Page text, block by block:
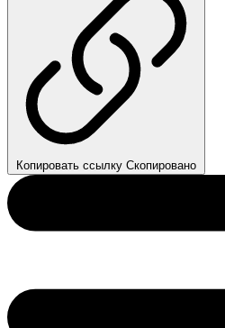
Копировать ссылку Скопировано